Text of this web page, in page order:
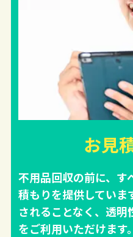
お見
不用品回収の前に、す
積もりを提供していま
されることなく、透
をご利用いただけます。